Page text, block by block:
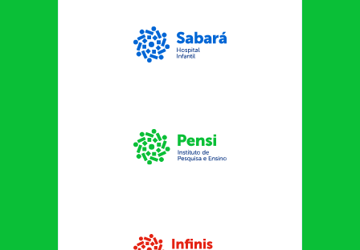
Sabará Hospital Infantil
Instituto Pensi